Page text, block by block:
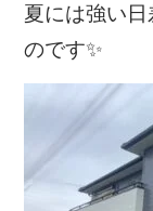
夏には強い
のです✨